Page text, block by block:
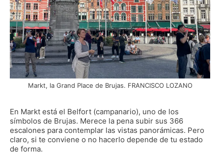
Markt, la Grand Place de Brujas. FRANCISCO LOZANO
En Markt está el Belfort (campanario), uno de los
símbolos de Brujas. Merece la pena subir sus 366
escalones para contemplar las vistas panorámicas. Pero
claro, si te conviene o no hacerlo depende de tu estado
de forma.